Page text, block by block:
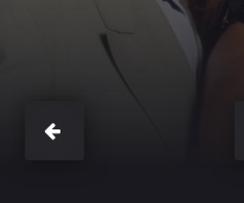
Christian Chávez